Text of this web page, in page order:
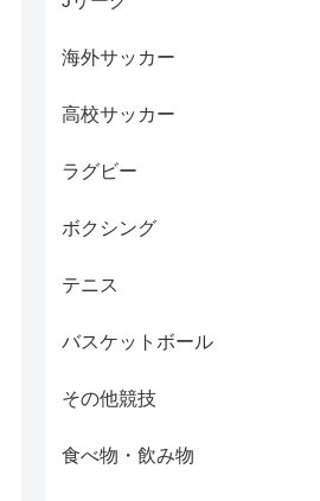
海外サッカー
高校サッカー
ラグビー
ボクシング
テニス
バスケットボール
その他競技
食べ物・飲み物